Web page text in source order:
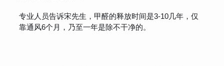
专业人员告诉宋先生，甲醛的释放时间是3-10几年，仅
靠通风6个月，乃至一年是除不干净的。